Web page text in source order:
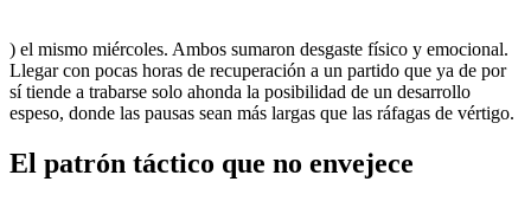
) el mismo miércoles. Ambos sumaron desgaste físico y emocional.
Llegar con pocas horas de recuperación a un partido que ya de por
sí tiende a trabarse solo ahonda la posibilidad de un desarrollo
espeso, donde las pausas sean más largas que las ráfagas de vértigo.
El patrón táctico que no envejece